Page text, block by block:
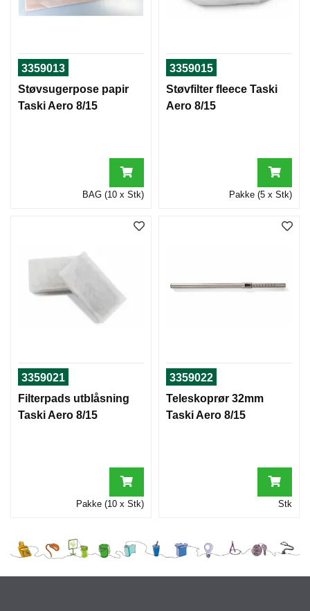
3359013
Støvsugerpose papir
Taski Aero 8/15
BAG (10 x Stk)
3359015
Støvfilter fleece Taski
Aero 8/15
Pakke (5 x Stk)
3359021
Filterpads utblåsning
Taski Aero 8/15
Pakke (10 x Stk)
3359022
Teleskoprør 32mm
Taski Aero 8/15
Stk